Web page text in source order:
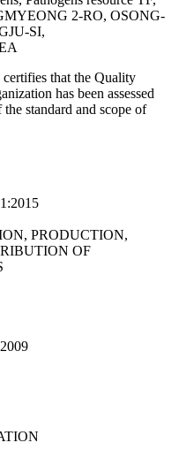
2-RO, OSONG-
SI,
that the Quality
has been assessed
standard and scope of
PRODUCTION,
OF